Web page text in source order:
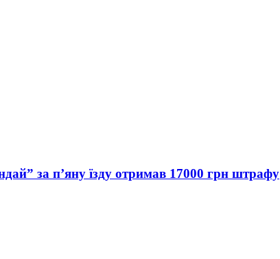
за п’яну їзду отримав 17000 грн штрафу